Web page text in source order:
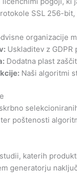
SSL 256-
organizacije
Uskladitev z
Dodatna plast
Naši algoritmi
poštenosti
katerih
generatorju